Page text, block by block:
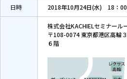
日時 2018年10月24日(水) 18：00
株式会社KACHIELセミナール
〒108-0074 東京都港区高
６階